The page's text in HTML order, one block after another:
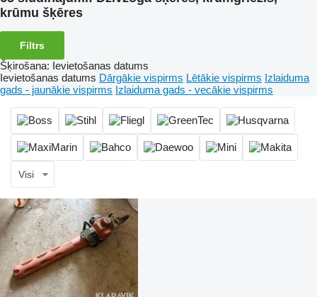
krūmu šķēres
Filtrs
Šķirošana: Ievietošanas datums
Ievietošanas datums Dārgākie vispirms Lētākie vispirms Izlaiduma
gads - jaunākie vispirms Izlaiduma gads - vecākie vispirms
Visi